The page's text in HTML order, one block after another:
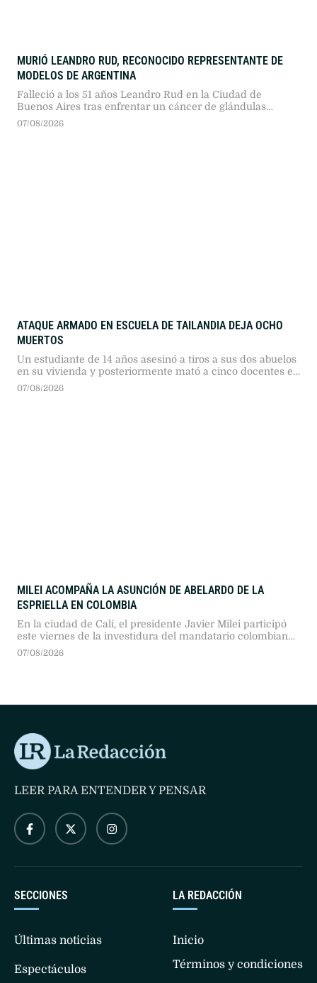
MURIÓ LEANDRO RUD, RECONOCIDO REPRESENTANTE DE
MODELOS DE ARGENTINA
Falleció a los 51 años Leandro Rud en la Ciudad de
Buenos Aires tras enfrentar un cáncer de glándulas
salivales. El exrepresentante de modelos y conductor
televisivo se encontraba internado en el Sanatorio
07/08/2026
ATAQUE ARMADO EN ESCUELA DE TAILANDIA DEJA OCHO
MUERTOS
Un estudiante de 14 años asesinó a tiros a sus dos abuelos
en su vivienda y posteriormente mató a cinco docentes en
una escuela secundaria antes de quitarse la vida.
07/08/2026
MILEI ACOMPAÑA LA ASUNCIÓN DE ABELARDO DE LA
ESPRIELLA EN COLOMBIA
En la ciudad de Cali, el presidente Javier Milei participó
este viernes de la investidura del mandatario colombiano
Abelardo De La Espriella, con el objetivo de consolidar un
bloque regional enfocado en la libertad económica y la
07/08/2026
LA REDACCIÓN
Inicio
Términos y condiciones
SECCIONES
Últimas noticias
Espectáculos
LEER PARA ENTENDER Y PENSAR